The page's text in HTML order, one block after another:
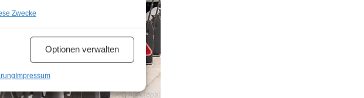
Zwecke
Optionen verwalten
Impressum